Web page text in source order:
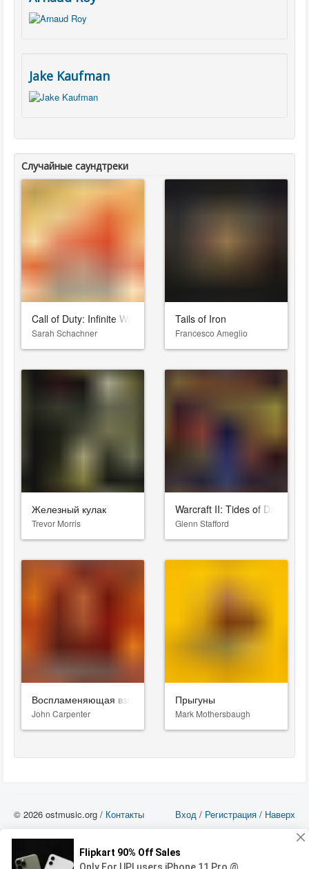
Jake Kaufman
Случайные саундтреки
Call of Duty: Infinite Warfare
Sarah Schachner
Tails of Iron
Francesco Ameglio
Железный кулак
Trevor Morris
Warcraft II: Tides of Darkness
Glenn Stafford
Воспламеняющая взглядом
John Carpenter
Прыгуны
Mark Mothersbaugh
Вход / Регистрация / Наверх
© 2026 ostmusic.org / Контакты
можете использовать такие материалы только в том в случае, если